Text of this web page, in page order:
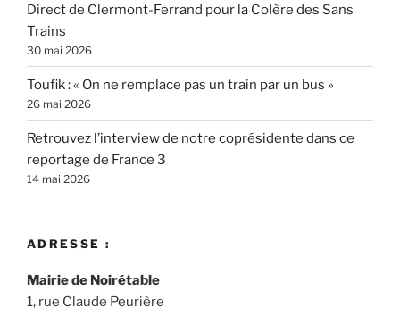
Direct de Clermont-Ferrand pour la Colère des Sans
Trains
30 mai 2026
Toufik : « On ne remplace pas un train par un bus »
26 mai 2026
Retrouvez l’interview de notre coprésidente dans ce
reportage de France 3
14 mai 2026
ADRESSE :
Mairie de Noirétable
1, rue Claude Peurière